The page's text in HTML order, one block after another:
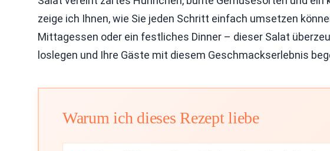
zeige ich Ihnen, wie Sie jeden Schritt einfach umsetzen
Mittagessen oder ein festliches Dinner – dieser Salat
loslegen und Ihre Gäste mit diesem Geschmackserlebnis
Warum ich dieses Rezept liebe